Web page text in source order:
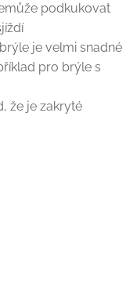
podkukovat
je velmi snadné
pro brýle s
že je zakryté